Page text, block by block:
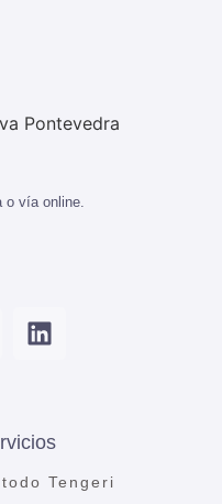
o vía online.
Tengeri